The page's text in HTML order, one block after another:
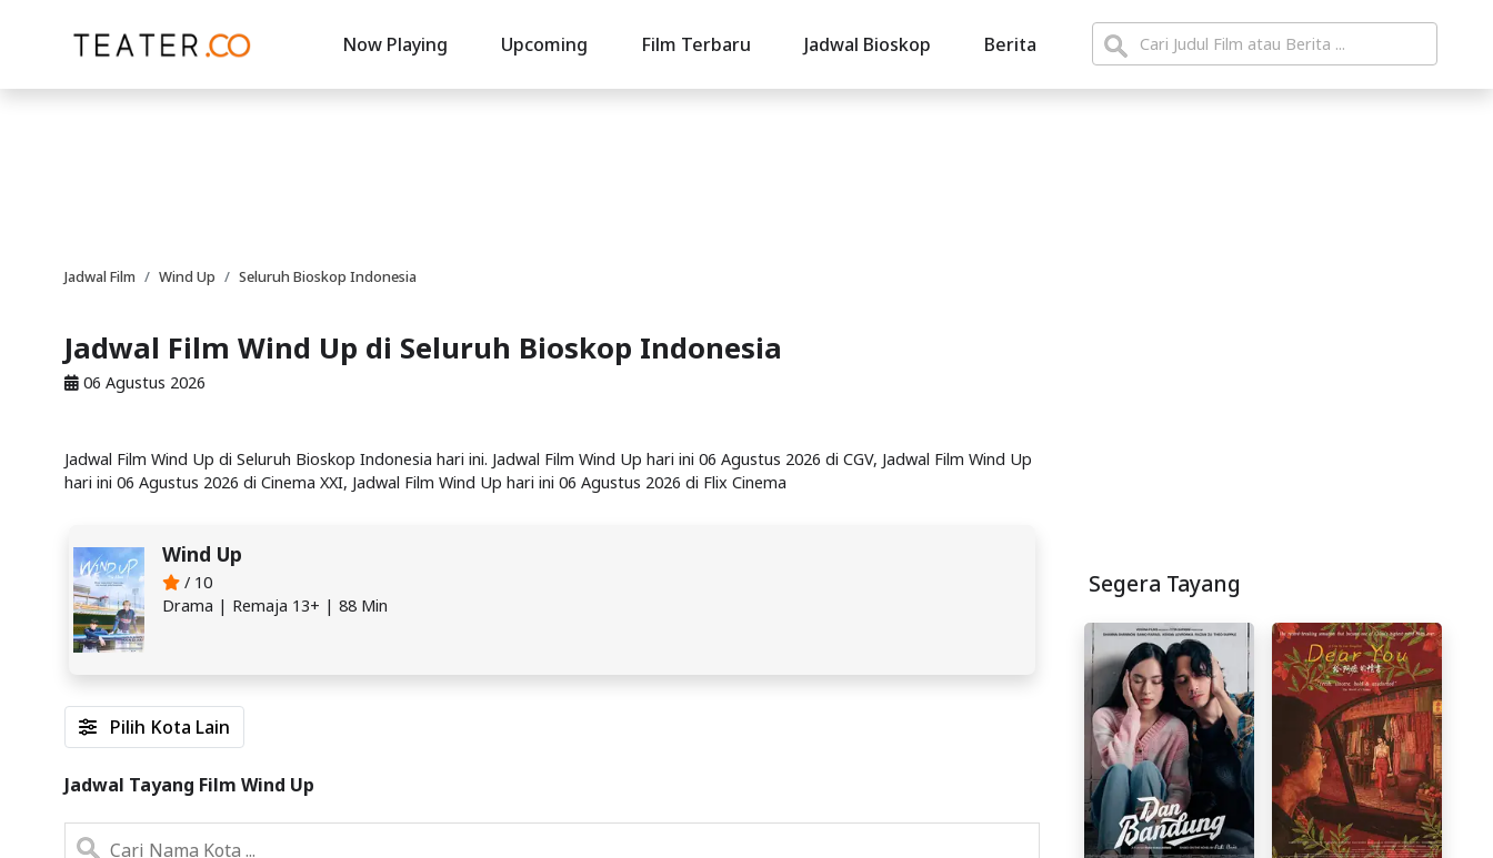
Now Playing Upcoming Film Terbaru Jadwal Bioskop Berita
Jadwal Film Wind Up Seluruh Bioskop Indonesia
Jadwal Film Wind Up di Seluruh Bioskop Indonesia
06 Agustus 2026
Jadwal Film Wind Up di Seluruh Bioskop Indonesia hari ini. Jadwal Film Wind Up hari ini 06 Agustus 2026 di CGV, Jadwal Film Wind Up
hari ini 06 Agustus 2026 di Cinema XXI, Jadwal Film Wind Up hari ini 06 Agustus 2026 di Flix Cinema
Wind Up
/ 10
Drama | Remaja 13+ | 88 Min
Pilih Kota Lain
Jadwal Tayang Film Wind Up
Segera Tayang